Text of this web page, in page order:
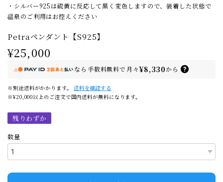
・シルバー925は硫黄に反応して黒く変色しますので、装着した状態で
温泉のご利用はお控えください
Petraペンダント【S925】
¥25,000
なら 手数料無料で 月々¥8,330から
※別途送料がかかります。
送料を確認する
※¥20,000以上のご注文で国内送料が無料になります。
残りわずか
数量